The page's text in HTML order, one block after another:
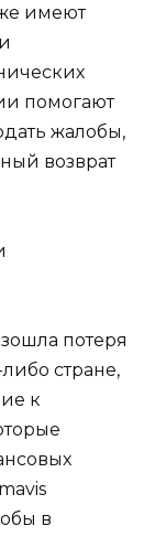
имеют
помогают
жалобы,
возврат
потеря
стране,
к
в